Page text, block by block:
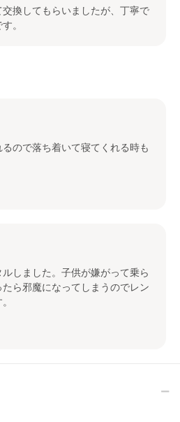
換してもらいましたが、丁寧で
。
ので落ち着いて寝てくれる時も
しました。子供が嫌がって乗ら
ら邪魔になってしまうのでレン